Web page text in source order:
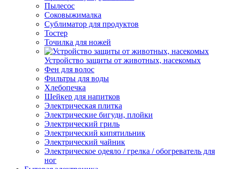
Пылесос
Соковыжималка
Сублиматор для продуктов
Тостер
Точилка для ножей
Устройство защиты от животных, насекомых
Фен для волос
Фильтры для воды
Хлебопечка
Шейкер для напитков
Электрическая плитка
Электрические бигуди, плойки
Электрический гриль
Электрический кипятильник
Электрический чайник
Электрическое одеяло / грелка / обогреватель для
ног